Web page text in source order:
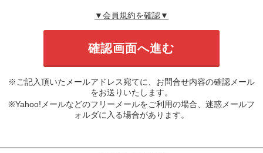
▼会員規約を確認▼
※ご記入頂いたメールアドレス宛てに、お問合せ内容の確認メール
をお送りいたします。
※Yahoo!メールなどのフリーメールをご利用の場合、迷惑メールフ
ォルダに入る場合があります。